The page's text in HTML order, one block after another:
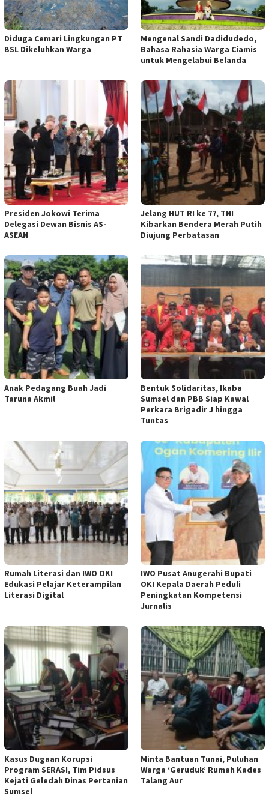
Diduga Cemari Lingkungan PT
BSL Dikeluhkan Warga
Mengenal Sandi Dadidudedo,
Bahasa Rahasia Warga Ciamis
untuk Mengelabui Belanda
Presiden Jokowi Terima
Delegasi Dewan Bisnis AS-
ASEAN
Jelang HUT RI ke 77, TNI
Kibarkan Bendera Merah Putih
Diujung Perbatasan
Anak Pedagang Buah Jadi
Taruna Akmil
Bentuk Solidaritas, Ikaba
Sumsel dan PBB Siap Kawal
Perkara Brigadir J hingga
Tuntas
Rumah Literasi dan IWO OKI
Edukasi Pelajar Keterampilan
Literasi Digital
IWO Pusat Anugerahi Bupati
OKI Kepala Daerah Peduli
Peningkatan Kompetensi
Jurnalis
Kasus Dugaan Korupsi
Program SERASI, Tim Pidsus
Kejati Geledah Dinas Pertanian
Sumsel
Minta Bantuan Tunai, Puluhan
Warga ‘Geruduk’ Rumah Kades
Talang Aur